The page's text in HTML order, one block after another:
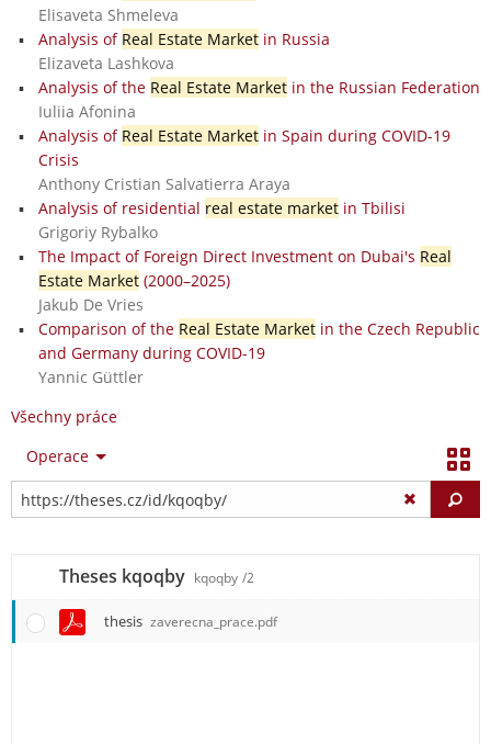
Elisaveta Shmeleva
Analysis of Real Estate Marketin Russia
Elizaveta Lashkova
Analysis of the Real Estate Marketin the Russian Federation
Iuliia Afonina
Analysis of Real Estate Marketin Spain during COVID-19
Crisis
Anthony Cristian Salvatierra Araya
Analysis of residential real estate marketin Tbilisi
Grigoriy Rybalko
The Impact of Foreign Direct Investment on Dubai's Real
Estate Market(2000–2025)
Jakub De Vries
Comparison of the Real Estate Marketin the Czech Republic
and Germany during COVID-19
Yannic Güttler
Všechny práce
Operace
Theses kqoqby kqoqby /2
thesis zaverecna_prace.pdf